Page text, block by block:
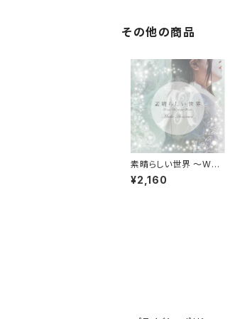
その他の商品
素晴らしい世界 〜Won
derful World〜
¥2,160